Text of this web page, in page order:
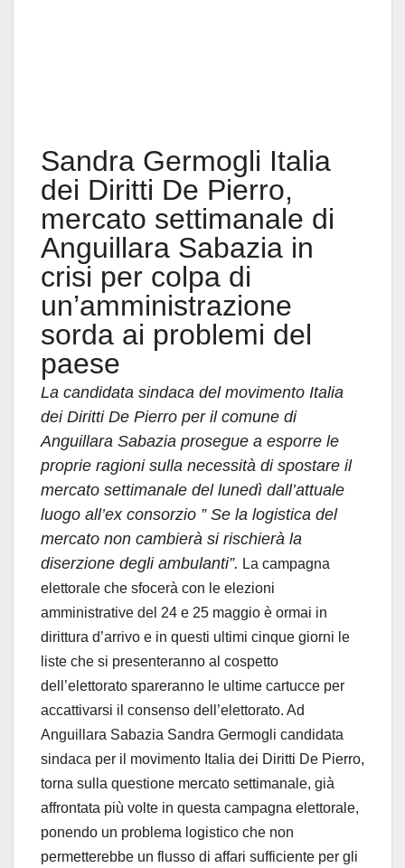
Sandra Germogli Italia
dei Diritti De Pierro,
mercato settimanale di
Anguillara Sabazia in
crisi per colpa di
un’amministrazione
sorda ai problemi del
paese
La candidata sindaca del movimento Italia
dei Diritti De Pierro per il comune di
Anguillara Sabazia prosegue a esporre le
proprie ragioni sulla necessità di spostare il
mercato settimanale del lunedì dall’attuale
luogo all’ex consorzio ” Se la logistica del
mercato non cambierà si rischierà la
diserzione degli ambulanti”. La campagna
elettorale che sfocerà con le elezioni
amministrative del 24 e 25 maggio è ormai in
dirittura d’arrivo e in questi ultimi cinque giorni le
liste che si presenteranno al cospetto
dell’elettorato spareranno le ultime cartucce per
accattivarsi il consenso dell’elettorato. Ad
Anguillara Sabazia Sandra Germogli candidata
sindaca per il movimento Italia dei Diritti De Pierro,
torna sulla questione mercato settimanale, già
affrontata più volte in questa campagna elettorale,
ponendo un problema logistico che non
permetterebbe un flusso di affari sufficiente per gli